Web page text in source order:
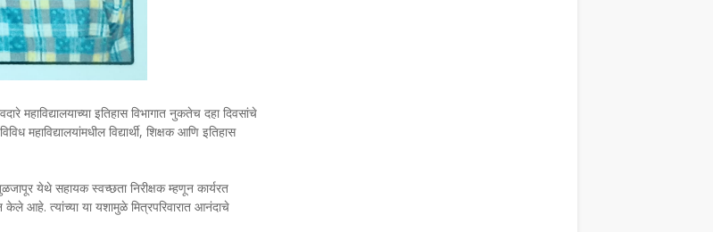
महाविद्यालयाच्या इतिहास विभागात नुकतेच दहा दिवसांचे
महाविद्यालयांमधील विद्यार्थी, शिक्षक आणि इतिहास
येथे सहायक स्वच्छता निरीक्षक म्हणून कार्यरत
आहे. त्यांच्या या यशामुळे मित्रपरिवारात आनंदाचे